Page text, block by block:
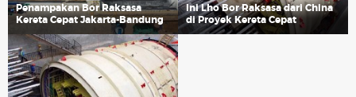
Penampakan Bor Raksasa
Kereta Cepat Jakarta-Bandung
Ini Lho Bor Raksasa dari China
di Proyek Kereta Cepat